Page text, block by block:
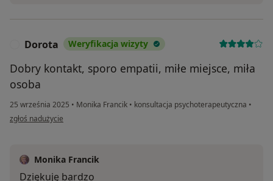
– dyplomowani arteterapeuci
- terapeuci mindfulness
– facylitatorzy procesu w Teatrze Forum oraz twórcy
spektakli teatru legislacyjnego
- dramoterapeuci
- trenerzy TUS
– certyfikowani Family Coach
– psychiatrzy
– praktycy w pracy klinicznej na oddziałach szpitalnych
Dorota Weryfikacja wizyty
Dobry kontakt, sporo empatii, miłe miejsce, miła
osoba
25 września 2025 • Monika Francik • konsultacja psychoterapeutyczna •
w opinii użytkownika Dorota
zgłoś nadużycie
Monika Francik
Dziękuję bardzo